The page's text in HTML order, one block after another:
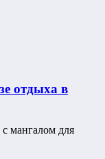
отдыха в
мангалом для